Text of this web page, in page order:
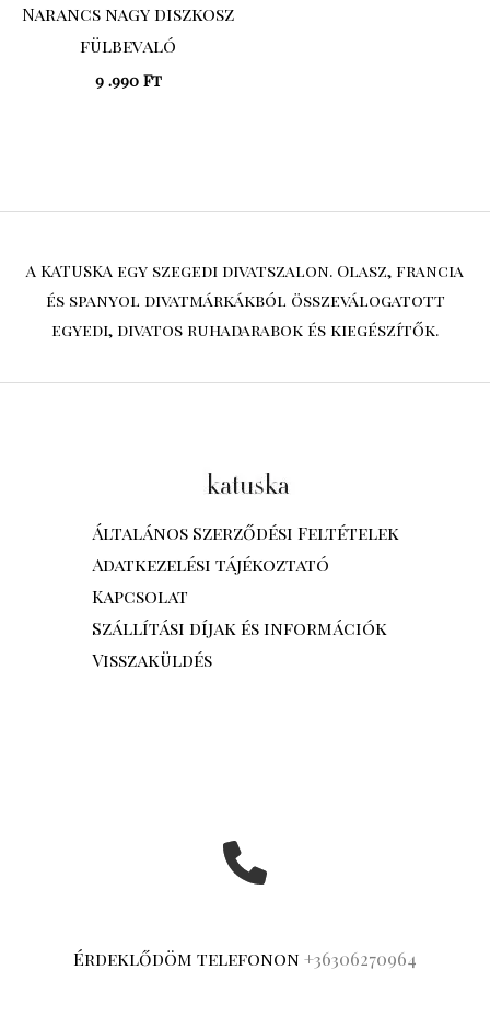
Narancs nagy diszkosz
fülbevaló
9 .990 Ft
A KATUSKA egy szegedi divatszalon. Olasz, francia
és spanyol divatmárkákból összeválogatott
egyedi, divatos ruhadarabok és kiegészítők.
Általános Szerződési Feltételek
Adatkezelési tájékoztató
Kapcsolat
Szállítási díjak és információk
Visszaküldés
Érdeklődöm telefonon +36306270964